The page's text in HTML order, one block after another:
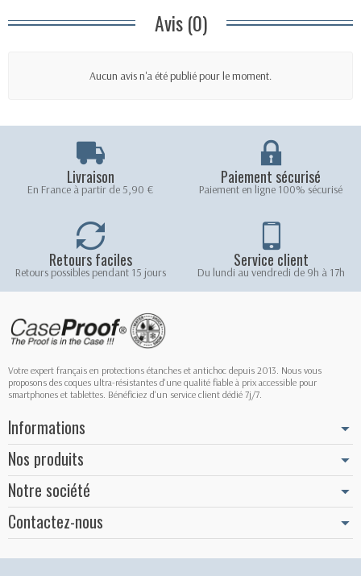
Avis (0)
Aucun avis n'a été publié pour le moment.
Livraison
En France à partir de 5,90 €
Paiement sécurisé
Paiement en ligne 100% sécurisé
Retours faciles
Retours possibles pendant 15 jours
Service client
Du lundi au vendredi de 9h à 17h
Votre expert français en protections étanches et antichoc depuis 2013. Nous vous
proposons des coques ultra-résistantes d'une qualité fiable à prix accessible pour
smartphones et tablettes. Bénéficiez d'un service client dédié 7j/7.
Informations
Nos produits
Notre société
Contactez-nous